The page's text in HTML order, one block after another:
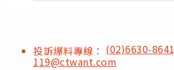
投訴爆料專線： (02)6630-8641
119@ctwant.com